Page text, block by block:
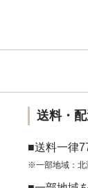
送料・
■送料一律
※一部地域：北